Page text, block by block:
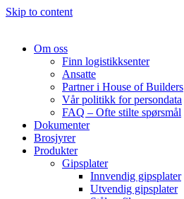
Skip to content
Om oss
Finn logistikksenter
Ansatte
Partner i House of Builders
Vår politikk for persondata
FAQ – Ofte stilte spørsmål
Dokumenter
Brosjyrer
Produkter
Gipsplater
Innvendig gipsplater
Utvendig gipsplater